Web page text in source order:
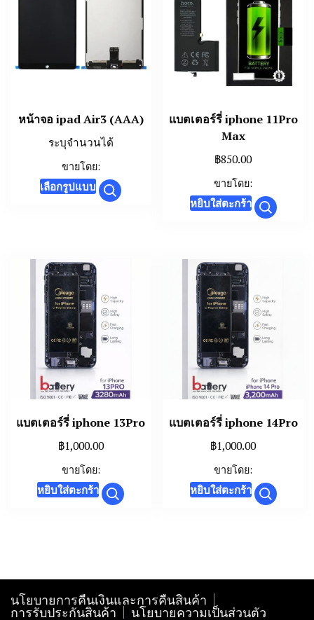
หน้าจอ ipad Air3 (AAA)
ระบุจำนวนได้
ขายโดย:
เลือกรูปแบบ This
product
options
may
be
the
page
แบตเตอร์รี่ iphone 11Pro
Max
฿850.00
ขายโดย:
หยิบใส่ตะกร้า
แบตเตอร์รี่ iphone 13Pro
฿1,000.00
ขายโดย:
หยิบใส่ตะกร้า
แบตเตอร์รี่ iphone 14Pro
฿1,000.00
ขายโดย:
หยิบใส่ตะกร้า
นโยบายการคืนเงินและการคืนสินค้า
การรับประกันสินค้า นโยบายความเป็นส่วนตัว